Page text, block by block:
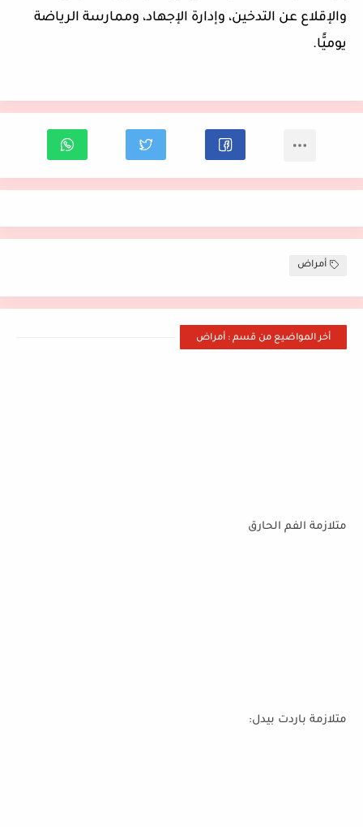
والإقلاع عن التدخين، وإدارة الإجهاد، وممارسة الرياضة
يوميًّا.
أمراض
أخر المواضيع من قسم : أمراض
متلازمة الفم الحارق
متلازمة باردت بيدل: